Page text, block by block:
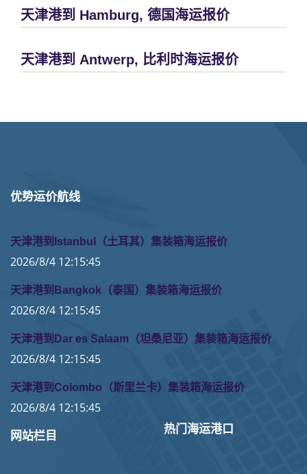
天津港到 Hamburg, 德国海运报价
天津港到 Antwerp, 比利时海运报价
优势运价航线
天津港到Istanbul（土耳其）集装箱海运报价
2026/8/4 12:15:45
天津港到Bangkok（泰国）集装箱海运报价
2026/8/4 12:15:45
天津港到Dar es Salaam（坦桑尼亚）集装箱海运报价
2026/8/4 12:15:45
天津港到Colombo（斯里兰卡）集装箱海运报价
2026/8/4 12:15:45
网站栏目
热门海运港口